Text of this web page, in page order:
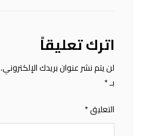
اترك تعليقاً
لن يتم نشر عنوان بريدك الإلكتروني.
بـ*
التعليق*